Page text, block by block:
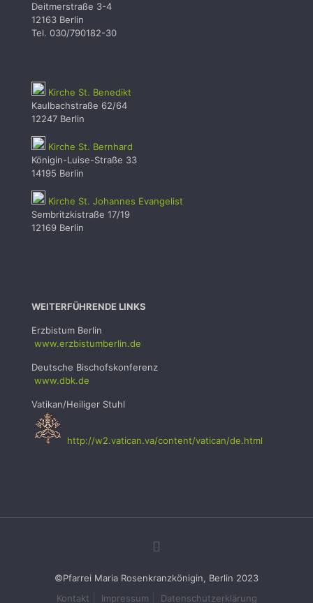
Deitmerstraße 3-4
12163 Berlin
Tel. 030/790182-30
Kirche St. Benedikt
Kaulbachstraße 62/64
12247 Berlin
Kirche St. Bernhard
Königin-Luise-Straße 33
14195 Berlin
Kirche St. Johannes Evangelist
Sembritzkistraße 17/19
12169 Berlin
WEITERFÜHRENDE LINKS
Erzbistum Berlin
www.erzbistumberlin.de
Deutsche Bischofskonferenz
www.dbk.de
Vatikan/Heiliger Stuhl
http://w2.vatican.va/content/vatican/de.html
©Pfarrei Maria Rosenkranzkönigin, Berlin 2023
Kontakt
Impressum Datenschutzerklärung